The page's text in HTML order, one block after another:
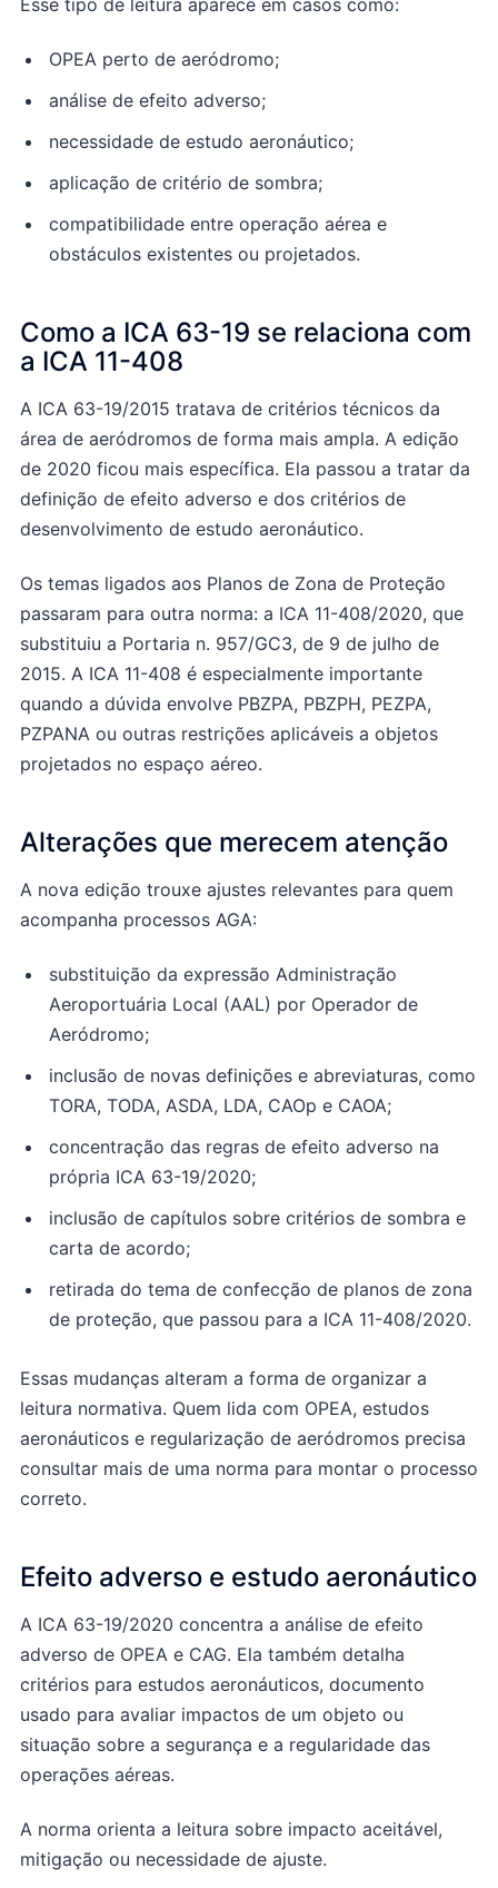
Esse tipo de leitura aparece em casos como:
OPEA perto de aeródromo;
análise de efeito adverso;
necessidade de estudo aeronáutico;
aplicação de critério de sombra;
compatibilidade entre operação aérea e
obstáculos existentes ou projetados.
Como a ICA 63-19 se relaciona com
a ICA 11-408
A ICA 63-19/2015 tratava de critérios técnicos da
área de aeródromos de forma mais ampla. A edição
de 2020 ficou mais específica. Ela passou a tratar da
definição de efeito adverso e dos critérios de
desenvolvimento de estudo aeronáutico.
Os temas ligados aos Planos de Zona de Proteção
passaram para outra norma: a ICA 11-408/2020, que
substituiu a Portaria n. 957/GC3, de 9 de julho de
2015. A ICA 11-408 é especialmente importante
quando a dúvida envolve PBZPA, PBZPH, PEZPA,
PZPANA ou outras restrições aplicáveis a objetos
projetados no espaço aéreo.
Alterações que merecem atenção
A nova edição trouxe ajustes relevantes para quem
acompanha processos AGA:
substituição da expressão Administração
Aeroportuária Local (AAL) por Operador de
Aeródromo;
inclusão de novas definições e abreviaturas, como
TORA, TODA, ASDA, LDA, CAOp e CAOA;
concentração das regras de efeito adverso na
própria ICA 63-19/2020;
inclusão de capítulos sobre critérios de sombra e
carta de acordo;
retirada do tema de confecção de planos de zona
de proteção, que passou para a ICA 11-408/2020.
Essas mudanças alteram a forma de organizar a
leitura normativa. Quem lida com OPEA, estudos
aeronáuticos e regularização de aeródromos precisa
consultar mais de uma norma para montar o processo
correto.
Efeito adverso e estudo aeronáutico
A ICA 63-19/2020 concentra a análise de efeito
adverso de OPEA e CAG. Ela também detalha
critérios para estudos aeronáuticos, documento
usado para avaliar impactos de um objeto ou
situação sobre a segurança e a regularidade das
operações aéreas.
A norma orienta a leitura sobre impacto aceitável,
mitigação ou necessidade de ajuste.